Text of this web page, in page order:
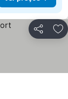
Partilhar